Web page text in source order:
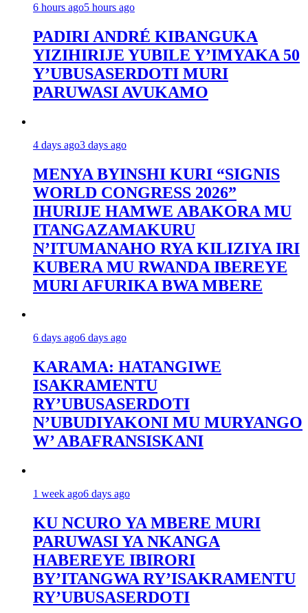
6 hours ago5 hours ago
PADIRI ANDRÉ KIBANGUKA
YIZIHIRIJE YUBILE Y’IMYAKA 50
Y’UBUSASERDOTI MURI
PARUWASI AVUKAMO
4 days ago3 days ago
MENYA BYINSHI KURI “SIGNIS
WORLD CONGRESS 2026”
IHURIJE HAMWE ABAKORA MU
ITANGAZAMAKURU
N’ITUMANAHO RYA KILIZIYA IRI
KUBERA MU RWANDA IBEREYE
MURI AFURIKA BWA MBERE
6 days ago6 days ago
KARAMA: HATANGIWE
ISAKRAMENTU
RY’UBUSASERDOTI
N’UBUDIYAKONI MU MURYANGO
W’ ABAFRANSISKANI
1 week ago6 days ago
KU NCURO YA MBERE MURI
PARUWASI YA NKANGA
HABEREYE IBIRORI
BY’ITANGWA RY’ISAKRAMENTU
RY’UBUSASERDOTI